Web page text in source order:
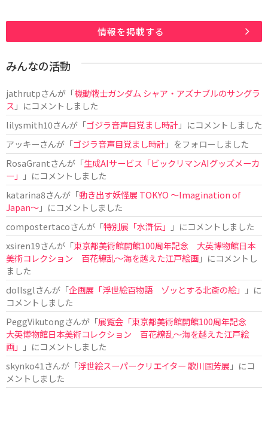
情報を掲載する
みんなの活動
jathrutpさんが「機動戦士ガンダム シャア・アズナブルのサングラ
ス 」にコメントしました
lilysmith10さんが「ゴジラ音声目覚まし時計」にコメントしました
アッキーさんが「ゴジラ音声目覚まし時計」をフォローしました
RosaGrantさんが「生成AIサービス「ビックリマンAIグッズメーカ
ー」
」にコメントしました
katarina8さんが「動き出す妖怪展 TOKYO 〜Imagination of
Japan〜」にコメントしました
compostertacoさんが「特別展「水滸伝」
」にコメントしました
xsiren19さんが「東京都美術館開館100周年記念 大英博物館日本
美術コレクション 百花繚乱～海を越えた江戸絵画」にコメントし
ました
dollsglさんが「企画展「浮世絵百物語 ゾッとする北斎の絵」
」に
コメントしました
PeggVikutongさんが「展覧会「東京都美術館開館100周年記念
大英博物館日本美術コレクション 百花繚乱〜海を越えた江戸絵
画」
」にコメントしました
skynko41 さんが「浮世絵スーパークリエイター 歌川国芳展 」にコ
メントしました